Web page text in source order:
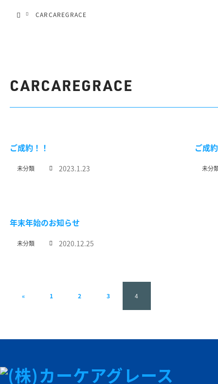
ホームCARCAREGRACE
CARCAREGRACE
ご成約！！
未分類 2023.1.23
ご成
未分
年末年始のお知らせ
未分類 2020.12.25
« 1 2 3 4